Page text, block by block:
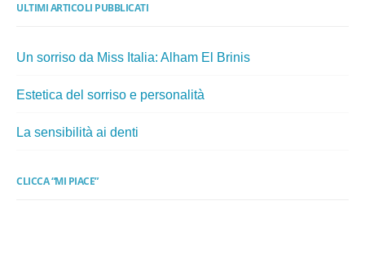
ULTIMI ARTICOLI PUBBLICATI
Un sorriso da Miss Italia: Alham El Brinis
Estetica del sorriso e personalità
La sensibilità ai denti
CLICCA “MI PIACE”